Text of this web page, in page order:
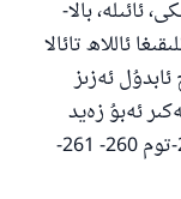
ئائىلە، بالا-
ئاللاھ تائالا
ئەزىز
ئەبۇ زەيد
قاتارلىقلار. "دائىمى كومېتىت پەتىۋاسى"2-توم 260- 261-